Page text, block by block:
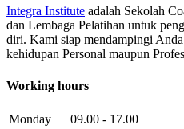
Integra Institute adalah Sekolah
dan Lembaga Pelatihan untuk
diri. Kami siap mendampingi
kehidupan Personal maupun
Working hours
Monday 09.00 - 17.00